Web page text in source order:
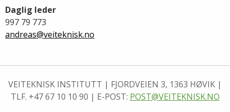
Daglig leder
997 79 773
andreas@veiteknisk.no
VEITEKNISK INSTITUTT | FJORDVEIEN 3, 1363 HØVIK |
TLF. +47 67 10 10 90 | E-POST: POST@VEITEKNISK.NO